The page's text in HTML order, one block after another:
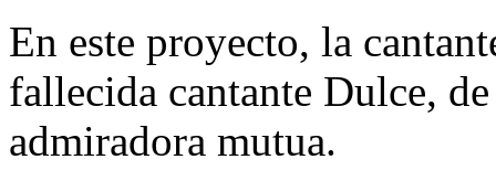
En este proyecto, la
fallecida cantante Dulce,
admiradora mutua.